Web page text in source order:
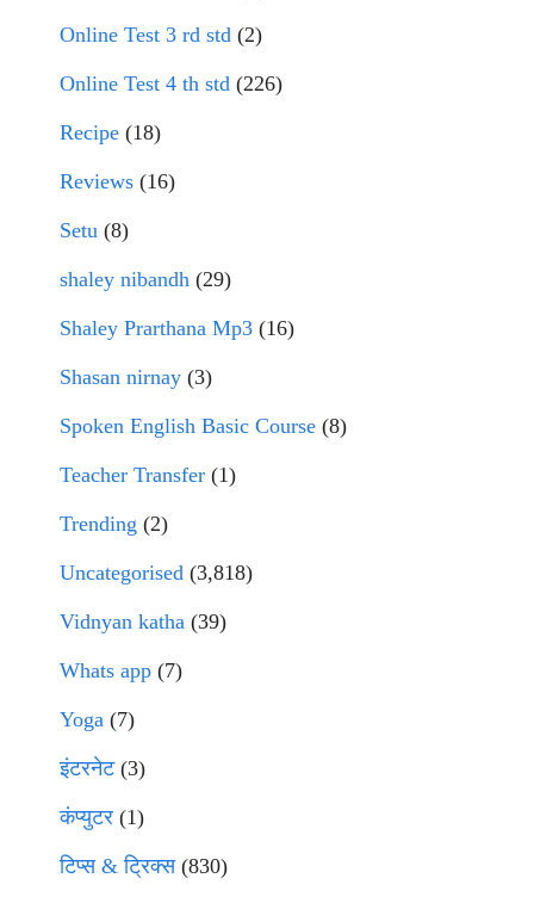
Online Test 3 rd std (2)
Online Test 4 th std (226)
Recipe (18)
Reviews (16)
Setu (8)
shaley nibandh (29)
Shaley Prarthana Mp3 (16)
Shasan nirnay (3)
Spoken English Basic Course (8)
Teacher Transfer (1)
Trending (2)
Uncategorised (3,818)
Vidnyan katha (39)
Whats app (7)
Yoga (7)
इंटरनेट(3)
कंप्युटर (1)
टिप्स & ट्रिक्स(830)